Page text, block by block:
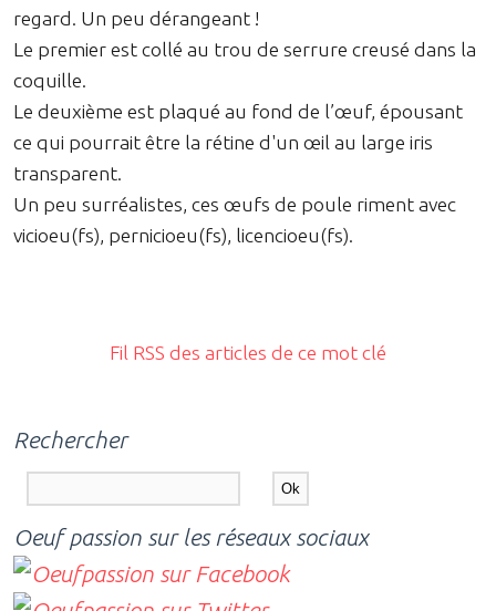
regard. Un peu dérangeant !
Le premier est collé au trou de serrure creusé dans la
coquille.
Le deuxième est plaqué au fond de l’œuf, épousant
ce qui pourrait être la rétine d'un œil au large iris
transparent.
Un peu surréalistes, ces œufs de poule riment avec
vicioeu(fs), pernicioeu(fs), licencioeu(fs).
Fil RSS des articles de ce mot clé
Rechercher
Oeuf passion sur les réseaux sociaux